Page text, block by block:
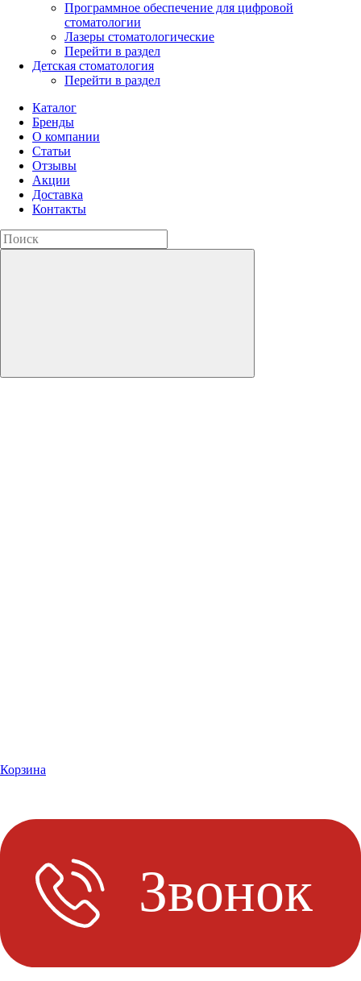
Программное обеспечение для цифровой
стоматологии
Лазеры стоматологические
Перейти в раздел
Детская стоматология
Перейти в раздел
Каталог
Бренды
О компании
Статьи
Отзывы
Акции
Доставка
Контакты
Корзина